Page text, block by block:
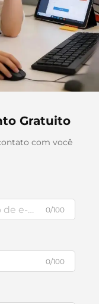
Gratuito
com você
0/100
0/100